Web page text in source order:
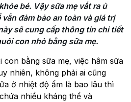
bé. Vậy sữa mẹ vắt ra ủ
đảm bảo an toàn và giá trị
sẽ cung cấp thông tin chi tiết
con nhỏ bằng sữa mẹ.
bằng sữa mẹ, việc hâm sữa
nhiên, không phải ai cũng
ở nhiệt độ ấm là bao lâu thì
nhiều kháng thể và